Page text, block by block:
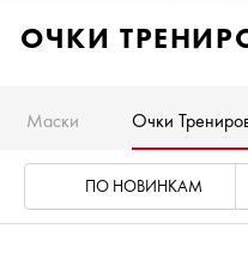
ОЧКИ
Маски Очки
ПО НОВИНКАМ